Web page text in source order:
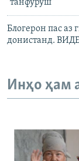
"танфурӯш"
Блогерон пас аз
донистанд.
Инҳо ҳам